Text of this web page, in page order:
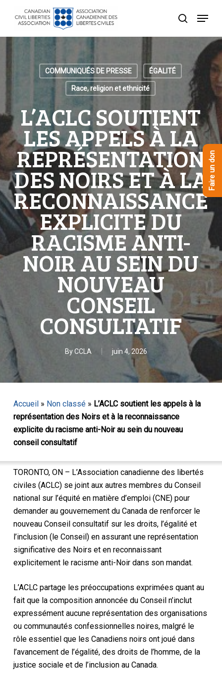
recherche
Menu
COMMUNIQUÉS DE PRESSE ÉGALITÉ
Race, religion et ethnicité
L’ACLC SOUTIENT
LES APPELS À LA
REPRÉSENTATION
DES NOIRS ET À LA
RECONNAISSANCE
EXPLICITE DU
RACISME ANTI-
NOIR AU SEIN DU
NOUVEAU
CONSEIL
CONSULTATIF
ByCCLA juin 4, 2026
Accueil» Non classé» L’ACLC soutient les appels à la
représentation des Noirs et à la reconnaissance
explicite du racisme anti-Noir au sein du nouveau
conseil consultatif
TORONTO, ON – L’Association canadienne des libertés
civiles (ACLC) se joint aux autres membres du Conseil
national sur l’équité en matière d’emploi (CNE) pour
demander au gouvernement du Canada de renforcer le
nouveau Conseil consultatif sur les droits, l’égalité et
l’inclusion (le Conseil) en assurant une représentation
significative des Noirs et en reconnaissant
explicitement le racisme anti-Noir dans son mandat.
L’ACLC partage les préoccupations exprimées quant au
fait que la composition annoncée du Conseil n’inclut
expressément aucune représentation des organisations
ou communautés confessionnelles noires, malgré le
rôle essentiel que les Canadiens noirs ont joué dans
l’avancement de l’égalité, des droits de l’homme, de la
justice sociale et de l’inclusion au Canada.
Menu
Faire un don